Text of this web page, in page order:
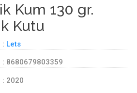
Kum 130 gr.
Kutu
: Lets
: 8680679803359
: 2020